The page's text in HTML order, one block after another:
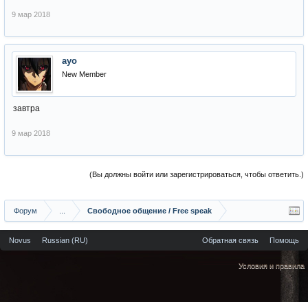
9 мар 2018
ayo
New Member
завтра
9 мар 2018
(Вы должны войти или зарегистрироваться, чтобы ответить.)
Форум Свободное общение / Free speak
Novus Russian (RU) Обратная связь Помощь
Условия и правила